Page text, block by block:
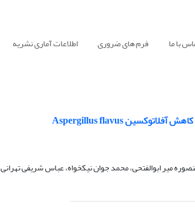
با ما فرم های ضروری اطلاعات آماری نشریه
میر ابوالفتحی، محمد جوان نیکخواه، عباس شریفی تهرانی